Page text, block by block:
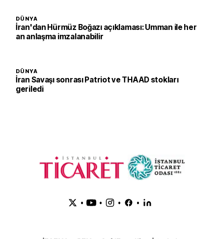
DÜNYA
İran'dan Hürmüz Boğazı açıklaması: Umman ile her
an anlaşma imzalanabilir
DÜNYA
İran Savaşı sonrası Patriot ve THAAD stokları
geriledi
• • • •